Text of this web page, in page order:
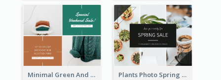
Minimal Green And Orange Sale Facebook Post Plants Photo Spring Sale Facebook Post